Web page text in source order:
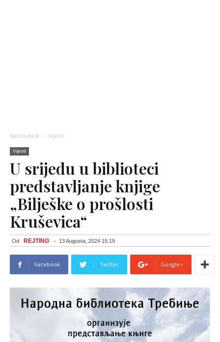
Naslovnica Vijesti
Vijesti
U srijedu u biblioteci
predstavljanje knjige
„Bilješke o prošlosti
Kruševica“
Od REJTING - 13 Augusta, 2024 15:19
Facebook Twitter Google+